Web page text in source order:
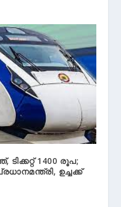
1400 രൂപ;
ഉച്ചക്ക്